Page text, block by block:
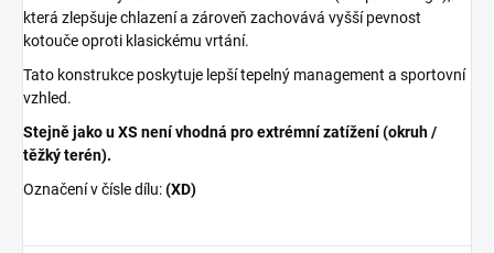
která zlepšuje chlazení a zároveň zachovává vyšší pevnost
kotouče oproti klasickému vrtání.
Tato konstrukce poskytuje lepší tepelný management a sportovní
vzhled.
Stejně jako u XS není vhodná pro extrémní zatížení (okruh /
těžký terén).
Označení v čísle dílu:(XD)